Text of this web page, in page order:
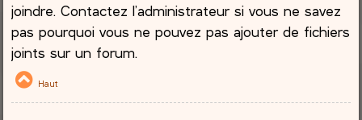
joindre. Contactez l’administrateur si vous ne savez
pas pourquoi vous ne pouvez pas ajouter de fichiers
joints sur un forum.
Haut